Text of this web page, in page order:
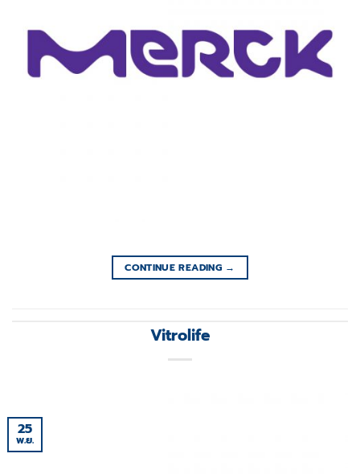
CONTINUE READING →
Vitrolife
25
พ.ย.